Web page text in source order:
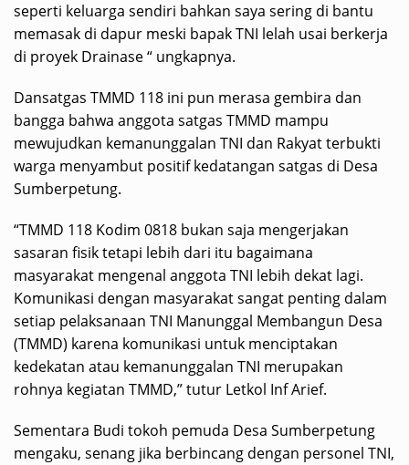
seperti keluarga sendiri bahkan saya sering di bantu
memasak di dapur meski bapak TNI lelah usai berkerja
di proyek Drainase “ ungkapnya.
Dansatgas TMMD 118 ini pun merasa gembira dan
bangga bahwa anggota satgas TMMD mampu
mewujudkan kemanunggalan TNI dan Rakyat terbukti
warga menyambut positif kedatangan satgas di Desa
Sumberpetung.
“TMMD 118 Kodim 0818 bukan saja mengerjakan
sasaran fisik tetapi lebih dari itu bagaimana
masyarakat mengenal anggota TNI lebih dekat lagi.
Komunikasi dengan masyarakat sangat penting dalam
setiap pelaksanaan TNI Manunggal Membangun Desa
(TMMD) karena komunikasi untuk menciptakan
kedekatan atau kemanunggalan TNI merupakan
rohnya kegiatan TMMD,” tutur Letkol Inf Arief.
Sementara Budi tokoh pemuda Desa Sumberpetung
mengaku, senang jika berbincang dengan personel TNI,